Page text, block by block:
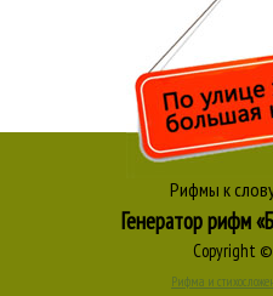
Рифмы к
Генератор рифм
Copyright
Рифма и